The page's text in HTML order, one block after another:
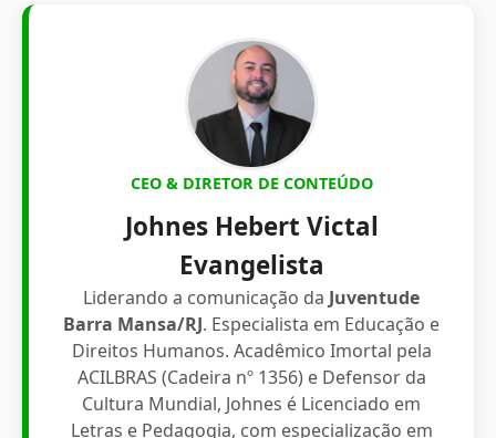
CEO & DIRETOR DE CONTEÚDO
Johnes Hebert Victal
Evangelista
Liderando a comunicação da Juventude
Barra Mansa/RJ. Especialista em Educação e
Direitos Humanos. Acadêmico Imortal pela
ACILBRAS (Cadeira nº 1356) e Defensor da
Cultura Mundial, Johnes é Licenciado em
Letras e Pedagogia, com especialização em